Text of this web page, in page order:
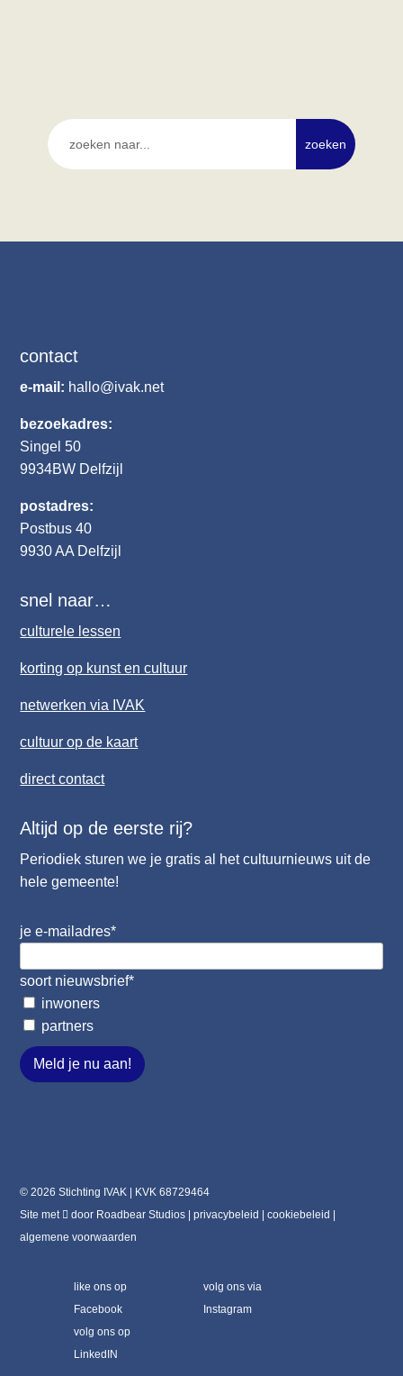
contact
e-mail: hallo@ivak.net
bezoekadres:
Singel 50
9934BW Delfzijl
postadres:
Postbus 40
9930 AA Delfzijl
snel naar…
culturele lessen
korting op kunst en cultuur
netwerken via IVAK
cultuur op de kaart
direct contact
Altijd op de eerste rij?
Periodiek sturen we je gratis al het cultuurnieuws uit de
hele gemeente!
je e-mailadres*
soort nieuwsbrief*
inwoners
partners
Meld je nu aan!
© 2026 Stichting IVAK | KVK 68729464
Site met
door Roadbear Studios |privacybeleid |cookiebeleid |
algemene voorwaarden
like ons op
Facebook
volg ons via
Instagram
volg ons op
LinkedIN